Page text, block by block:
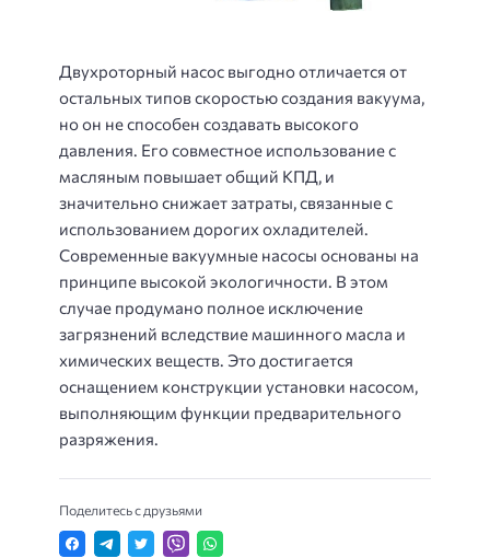
Двухроторный насос выгодно отличается от
остальных типов скоростью создания вакуума,
но он не способен создавать высокого
давления. Его совместное использование с
масляным повышает общий КПД, и
значительно снижает затраты, связанные с
использованием дорогих охладителей.
Современные вакуумные насосы основаны на
принципе высокой экологичности. В этом
случае продумано полное исключение
загрязнений вследствие машинного масла и
химических веществ. Это достигается
оснащением конструкции установки насосом,
выполняющим функции предварительного
разряжения.
Поделитесь с друзьями